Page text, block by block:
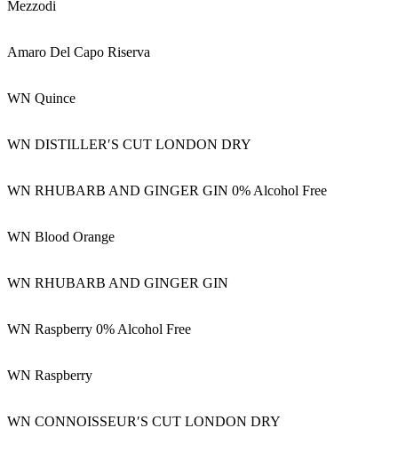
Mezzodi
Amaro Del Capo Riserva
WN Quince
WN DISTILLERʹS CUT LONDON DRY
WN RHUBARB AND GINGER GIN 0% Alcohol Free
WN Blood Orange
WN RHUBARB AND GINGER GIN
WN Raspberry 0% Alcohol Free
WN Raspberry
WN CONNOISSEURʹS CUT LONDON DRY